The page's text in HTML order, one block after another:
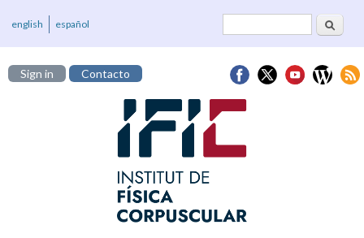
Formulari deCerca
english español
Sign in Contacto